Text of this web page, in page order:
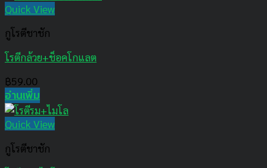
Quick View
กูโรตีชาชัก
โรตีกล้วย+ช็อคโกแลต
฿59.00
อ่านเพิ่ม
Quick View
กูโรตีชาชัก